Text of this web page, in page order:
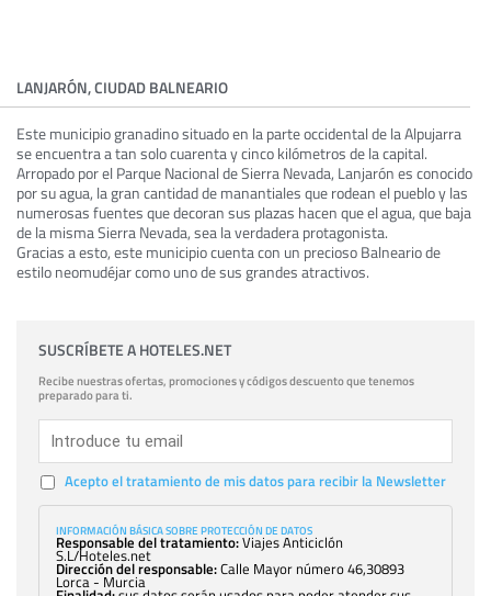
LANJARÓN, CIUDAD BALNEARIO
Este municipio granadino situado en la parte occidental de la Alpujarra
se encuentra a tan solo cuarenta y cinco kilómetros de la capital.
Arropado por el Parque Nacional de Sierra Nevada, Lanjarón es conocido
por su agua, la gran cantidad de manantiales que rodean el pueblo y las
numerosas fuentes que decoran sus plazas hacen que el agua, que baja
de la misma Sierra Nevada, sea la verdadera protagonista.
Gracias a esto, este municipio cuenta con un precioso Balneario de
estilo neomudéjar como uno de sus grandes atractivos.
SUSCRÍBETE A HOTELES.NET
Recibe nuestras ofertas, promociones y códigos descuento que tenemos
preparado para ti.
Acepto el tratamiento de mis datos para recibir la Newsletter
INFORMACIÓN BÁSICA SOBRE PROTECCIÓN DE DATOS
Responsable del tratamiento:Viajes Anticiclón
S.L/Hoteles.net
Dirección del responsable:Calle Mayor número 46,30893
Lorca - Murcia